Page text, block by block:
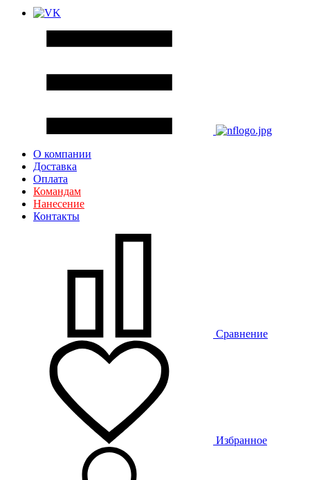
О компании
Доставка
Оплата
Командам
Нанесение
Контакты
Сравнение
Избранное